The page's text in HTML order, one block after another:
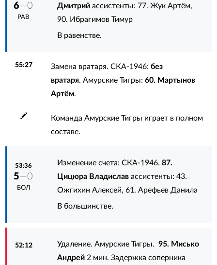
6—0
РАВ
Дмитрий ассистенты: 77. Жук Артём,
90. Ибрагимов Тимур
В равенстве.
55:27 Замена вратаря. СКА-1946: без
вратаря. Амурские Тигры: 60. Мартынов
Артём.
Команда Амурские Тигры играет в полном
составе.
53:36
5—0
БОЛ
Изменение счета: СКА-1946.87.
Цицюра Владислав ассистенты:43.
Ожгихин Алексей,61. Арефьев Данила
В большинстве.
52:12 Удаление. Амурские Тигры.95. Мисько
Андрей 2 мин. Задержка соперника